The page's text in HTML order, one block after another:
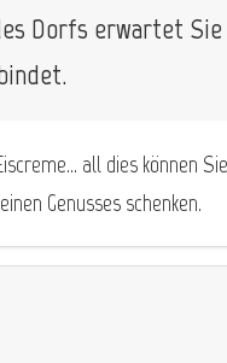
Dorfs erwartet
all dies können
Genusses schenken.